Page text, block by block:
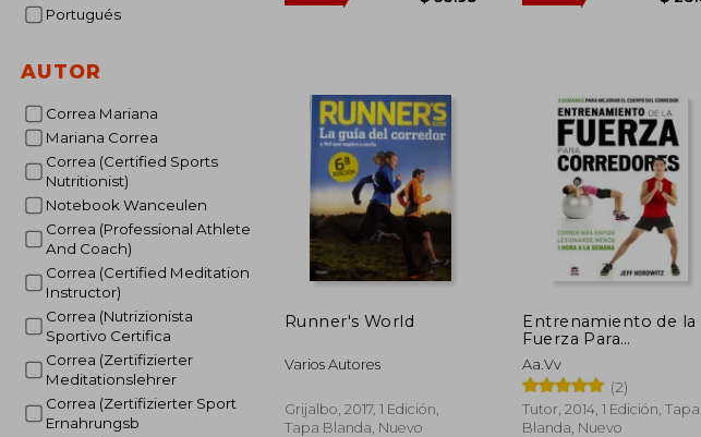
Portugués
AUTOR
Correa Mariana
Mariana Correa
Correa (Certified Sports
Nutritionist)
Notebook Wanceulen
Correa (Professional Athlete
And Coach)
Correa (Certified Meditation
Instructor)
Correa (Nutrizionista
Sportivo Certifica
Correa (Zertifizierter
Meditationslehrer
Correa (Zertifizierter Sport
Ernahrungsb
Runner's World
Varios Autores
Grijalbo, 2017, 1 Edición,
Tapa Blanda, Nuevo
Entrenamiento de la
Fuerza Para
Corredores
Aa.Vv
(2)
Tutor, 2014, 1 Edición, Tapa
Blanda, Nuevo